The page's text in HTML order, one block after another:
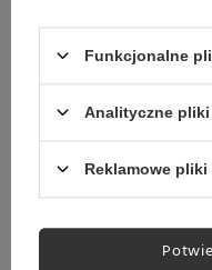
Funkcjonalne
Analityczne
Reklamowe